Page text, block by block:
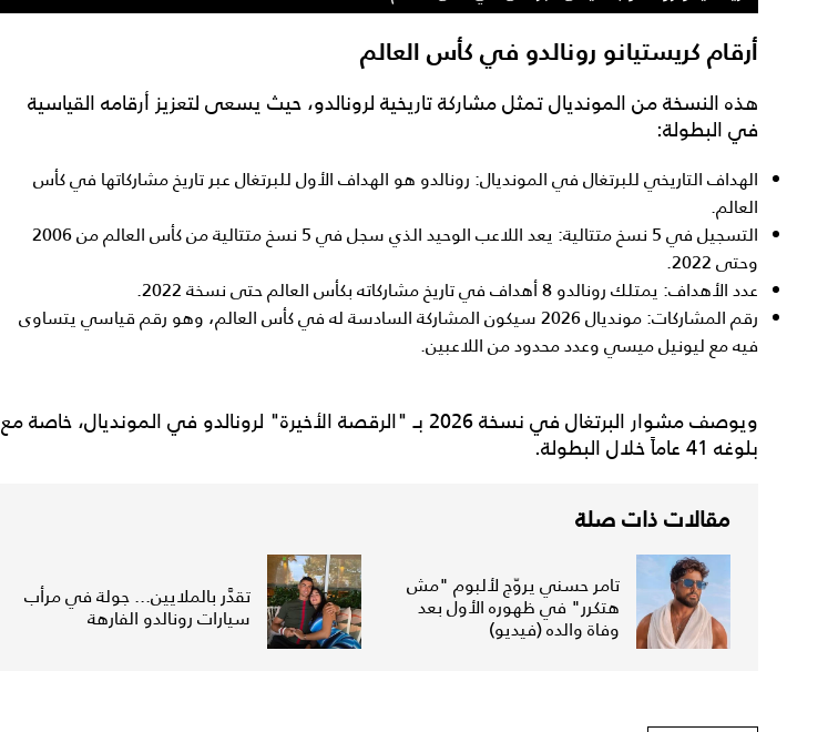
أرقام كريستيانو رونالدو في كأس العالم
هذه النسخة من المونديال تمثل مشاركة تاريخية لرونالدو، حيث يسعى لتعزيز أرقامه القياسية
في البطولة:
الهداف التاريخي للبرتغال في المونديال: رونالدو هو الهداف الأول للبرتغال عبر تاريخ مشاركاتها في كأس
العالم.
التسجيل في 5 نسخ متتالية: يعد اللاعب الوحيد الذي سجل في 5 نسخ متتالية من كأس العالم من 2006
وحتى 2022.
عدد الأهداف: يمتلك رونالدو 8 أهداف في تاريخ مشاركاته بكأس العالم حتى نسخة 2022.
رقم المشاركات: مونديال 2026 سيكون المشاركة السادسة له في كأس العالم، وهو رقم قياسي يتساوى
فيه مع ليونيل ميسي وعدد محدود من اللاعبين.
ويوصف مشوار البرتغال في نسخة 2026 بـ "الرقصة الأخيرة" لرونالدو في المونديال، خاصة مع
بلوغه 41 عاماً خلال البطولة.
مقالات ذات صلة
تامر حسني يروّج لألبوم "مش
هتكرر" في ظهوره الأول بعد
وفاة والده (فيديو)
تقدَّر بالملايين... جولة في مرأب
سيارات رونالدو الفارهة